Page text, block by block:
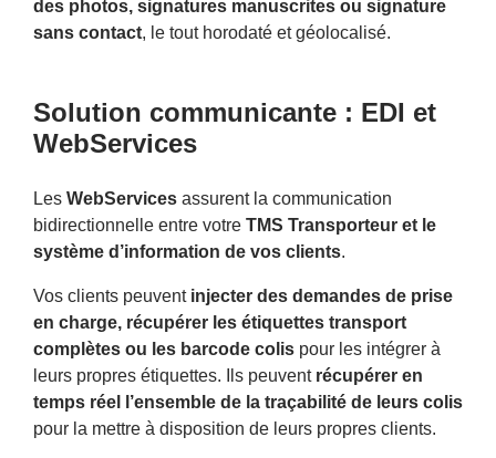
des photos, signatures manuscrites ou signature
sans contact, le tout horodaté et géolocalisé.
Solution communicante : EDI et
WebServices
Les WebServices assurent la communication
bidirectionnelle entre votre TMS Transporteur et le
système d’information de vos clients.
Vos clients peuvent injecter des demandes de prise
en charge, récupérer les étiquettes transport
complètes ou les barcode colis pour les intégrer à
leurs propres étiquettes. Ils peuvent récupérer en
temps réel l’ensemble de la traçabilité de leurs colis
pour la mettre à disposition de leurs propres clients.